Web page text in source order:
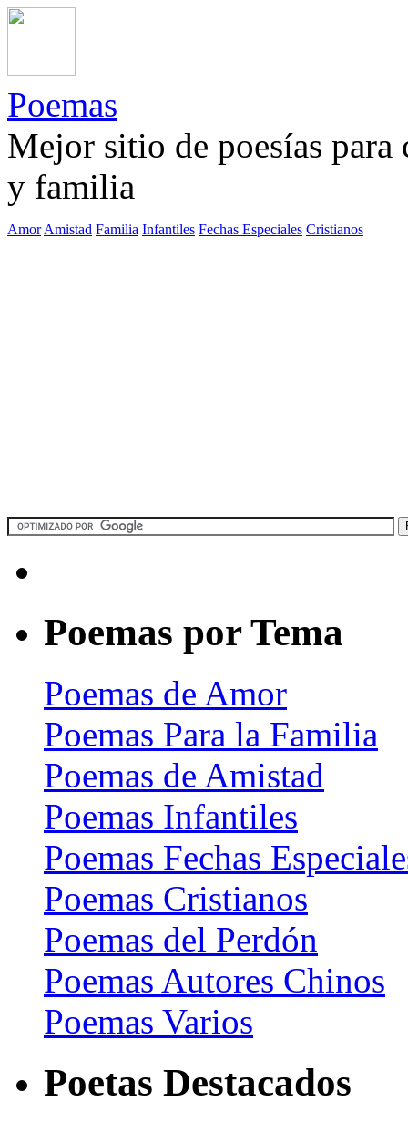
Poemas
Mejor sitio de poesías
y familia
Amor Amistad Familia Infantiles Fechas Especiales Cristianos
Poemas por Tema
Poemas de Amor
Poemas Para la Familia
Poemas de Amistad
Poemas Infantiles
Poemas Fechas
Poemas Cristianos
Poemas del Perdón
Poemas Autores Chinos
Poemas Varios
Poetas Destacados